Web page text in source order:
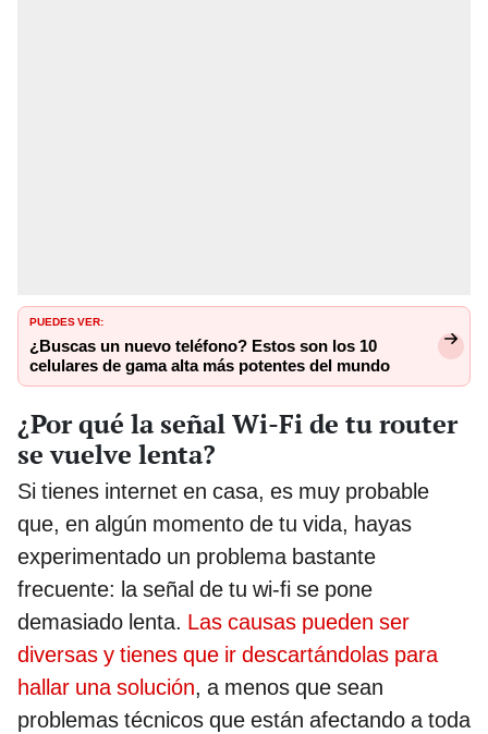
PUEDES VER:
¿Buscas un nuevo teléfono? Estos son los 10
celulares de gama alta más potentes del mundo
¿Por qué la señal Wi-Fi de tu router
se vuelve lenta?
Si tienes internet en casa, es muy probable
que, en algún momento de tu vida, hayas
experimentado un problema bastante
frecuente: la señal de tu wi-fi se pone
demasiado lenta. Las causas pueden ser
diversas y tienes que ir descartándolas para
hallar una solución, a menos que sean
problemas técnicos que están afectando a toda